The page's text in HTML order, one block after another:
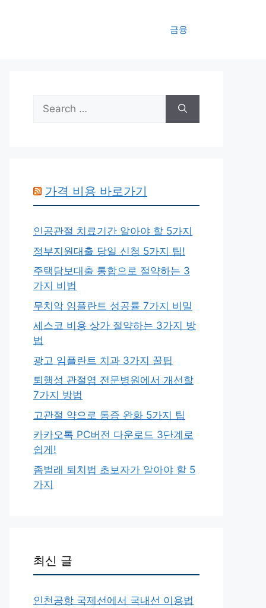
금융
Search
for:
가격 비용 바로가기
인공관절 치료기간 알아야 할 5가지
정부지원대출 당일 신청 5가지 팁!
주택담보대출 통합으로 절약하는 3
가지 비법
무치악 임플란트 성공률 7가지 비밀
세스코 비용 상가 절약하는 3가지 방
법
광고 임플란트 치과 3가지 꿀팁
퇴행성 관절염 전문병원에서 개선할
7가지 방법
고관절 약으로 통증 완화 5가지 팁
카카오톡 PC버전 다운로드 3단계로
쉽게!
좀벌래 퇴치법 초보자가 알아야 할 5
가지
최신 글
인천공항 국제선에서 국내선 이용법